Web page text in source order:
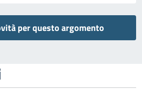
per questo argomento